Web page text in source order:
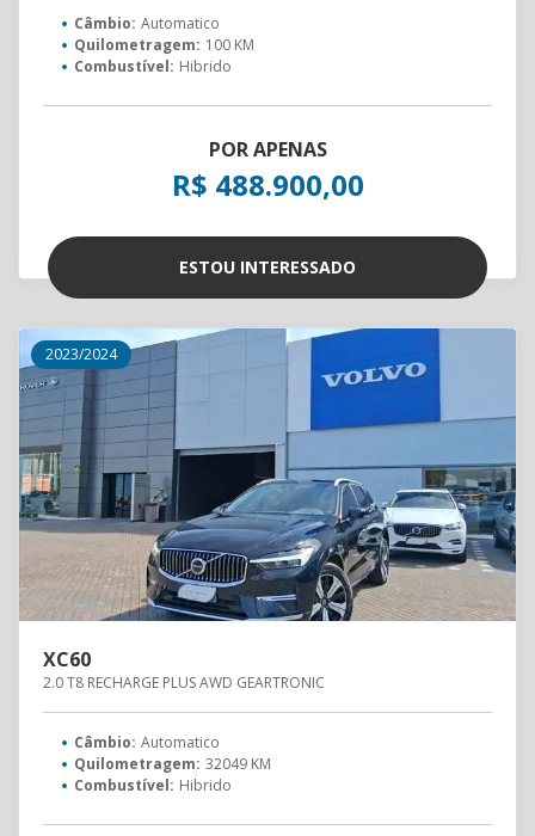
Câmbio: Automatico
Quilometragem: 100 KM
Combustível: Hibrido
POR APENAS
R$ 488.900,00
ESTOU INTERESSADO
2023/2024
XC60
2.0 T8 RECHARGE PLUS AWD GEARTRONIC
Câmbio: Automatico
Quilometragem: 32049 KM
Combustível: Hibrido